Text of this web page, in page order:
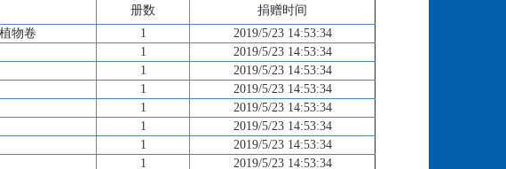
册数
捐赠时间
物卷 1
2019/5/23 14:53:34
1
2019/5/23 14:53:34
1
2019/5/23 14:53:34
1
2019/5/23 14:53:34
1
2019/5/23 14:53:34
1
2019/5/23 14:53:34
1
2019/5/23 14:53:34
1 2019/5/23 14:53:34